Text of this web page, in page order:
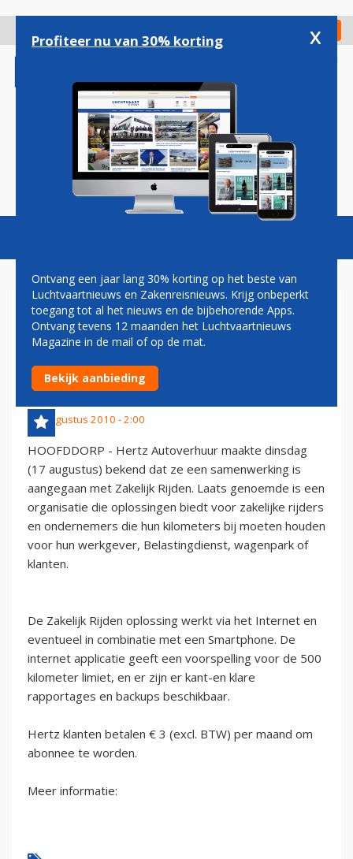
gaan
Check in
Magazine Podcasts Vacatures
HERTZ BENELUX START
SAMENWERKING MET
ZAKELIJK RIJDEN
17 augustus 2010 - 2:00
HOOFDDORP - Hertz Autoverhuur maakte dinsdag
(17 augustus) bekend dat ze een samenwerking is
aangegaan met Zakelijk Rijden. Laats genoemde is een
organisatie die oplossingen biedt voor zakelijke rijders
en ondernemers die hun kilometers bij moeten houden
voor hun werkgever, Belastingdienst, wagenpark of
klanten.
De Zakelijk Rijden oplossing werkt via het Internet en
eventueel in combinatie met een Smartphone. De
internet applicatie geeft een voorspelling voor de 500
kilometer limiet, en er zijn er kant-en klare
rapportages en backups beschikbaar.
Hertz klanten betalen € 3 (excl. BTW) per maand om
abonnee te worden.
Meer informatie:
Profiteer nu van 30% korting x
Ontvang een jaar lang 30% korting op het beste van
Luchtvaartnieuws en Zakenreisnieuws. Krijg onbeperkt
toegang tot al het nieuws en de bijbehorende Apps.
Ontvang tevens 12 maanden het Luchtvaartnieuws
Magazine in de mail of op de mat.
Bekijk aanbieding